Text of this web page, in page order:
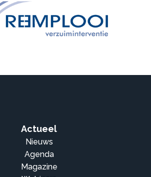
Actueel
Nieuws
Agenda
Magazine